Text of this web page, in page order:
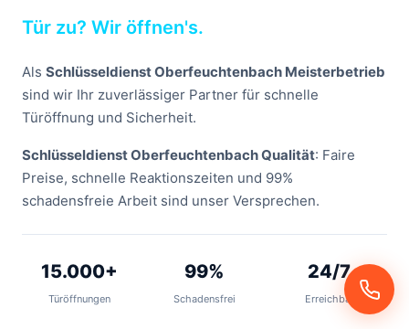
Tür zu? Wir öffnen's.
Als Schlüsseldienst Oberfeuchtenbach Meisterbetrieb
sind wir Ihr zuverlässiger Partner für schnelle
Türöffnung und Sicherheit.
Schlüsseldienst Oberfeuchtenbach Qualität: Faire
Preise, schnelle Reaktionszeiten und 99%
schadensfreie Arbeit sind unser Versprechen.
15.000+
Türöffnungen
99%
Schadensfrei
24/7
Erreichbar